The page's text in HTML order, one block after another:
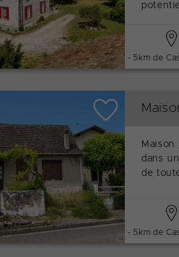
- 5km de
dans
de
- 5km de